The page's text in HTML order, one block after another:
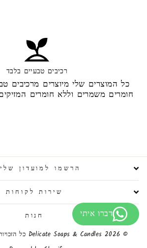
רכיבים טבעיים בלבד
כל המוצרים שלי מיוצרים מרכיבים
חומרים משמרים וללא חומרים
הרשמו למועדון שלי 👇
שירות לקוחות
חנות
© 2026 Delicate Soaps & Candles כל הזכויות שמורות לטלי וינטר